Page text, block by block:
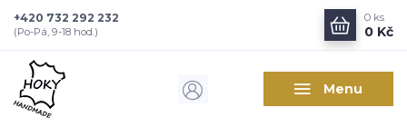
Menu
+420 732 292 232
(Po-Pá, 9-18 hod.)
0 ks
0 Kč